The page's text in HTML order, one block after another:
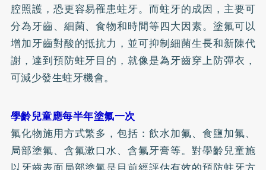
腔照護，恐更容易罹患蛀牙。而蛀牙的成因，主要可
分為牙齒、細菌、食物和時間等四大因素。塗氟可以
增加牙齒對酸的抵抗力，並可抑制細菌生長和新陳代
謝，達到預防蛀牙目的，就像是為牙齒穿上防彈衣，
可減少發生蛀牙機會。
學齡兒童應每半年塗氟一次
氟化物施用方式繁多，包括：飲水加氟、食鹽加氟、
局部塗氟、含氟漱口水、含氟牙膏等。對學齡兒童施